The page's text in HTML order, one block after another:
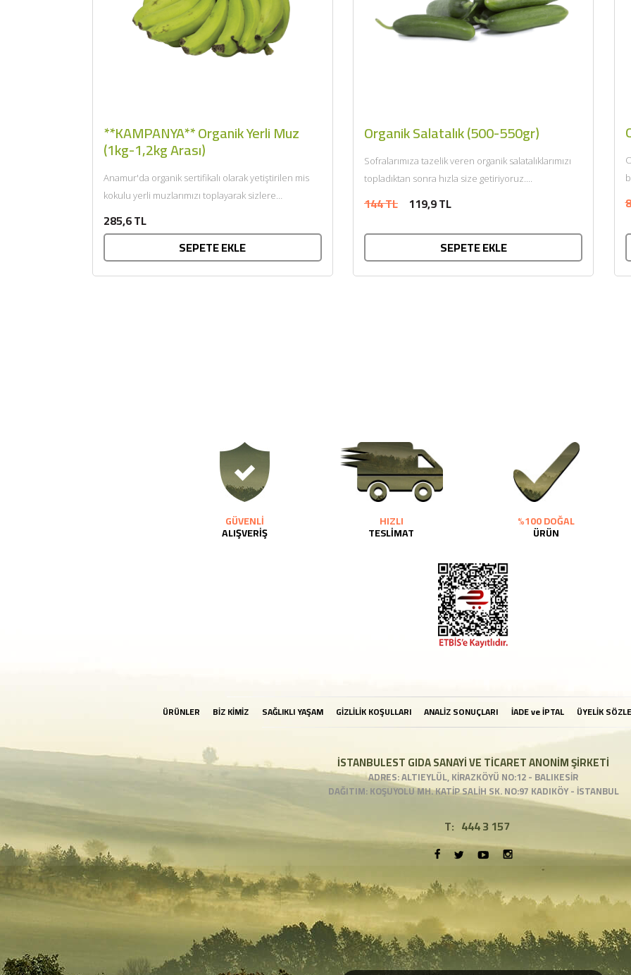
**KAMPANYA** Organik Yerli Muz
(1kg-1,2kg Arası)
Anamur'da organik sertifikalı olarak yetiştirilen mis
kokulu yerli muzlarımızı toplayarak sizlere
285,6 TL
SEPETE EKLE
Organik Salatalık (500-550gr)
Sofralarımıza tazelik veren organik salatalıklarımızı
topladıktan sonra hızla size getiriyoruz....
144 TL 119,9 TL
SEPETE EKLE
GÜVENLİ
ALIŞVERİŞ
HIZLI
TESLİMAT
%100 DOĞAL
ÜRÜN
ÜRÜNLER BİZ KİMİZ SAĞLIKLI YAŞAM GİZLİLİK KOŞULLARI ANALİZ SONUÇLARI İADE ve İPTAL ÜYELİK
İSTANBULEST GIDA SANAYİ VE TİCARET ANONİM ŞİRKETİ
ADRES: ALTIEYLÜL, KİRAZKÖYÜ NO:12 - BALIKESİR
DAĞITIM: KOŞUYOLU MH. KATİP SALİH SK. NO:97 KADIKÖY - İSTANBUL
T: 444 3 157